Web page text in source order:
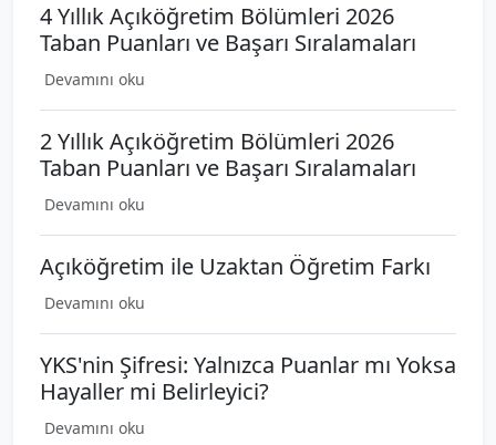
4 Yıllık Açıköğretim Bölümleri 2026
Taban Puanları ve Başarı Sıralamaları
Devamını oku
2 Yıllık Açıköğretim Bölümleri 2026
Taban Puanları ve Başarı Sıralamaları
Devamını oku
Açıköğretim ile Uzaktan Öğretim Farkı
Devamını oku
YKS'nin Şifresi: Yalnızca Puanlar mı Yoksa
Hayaller mi Belirleyici?
Devamını oku